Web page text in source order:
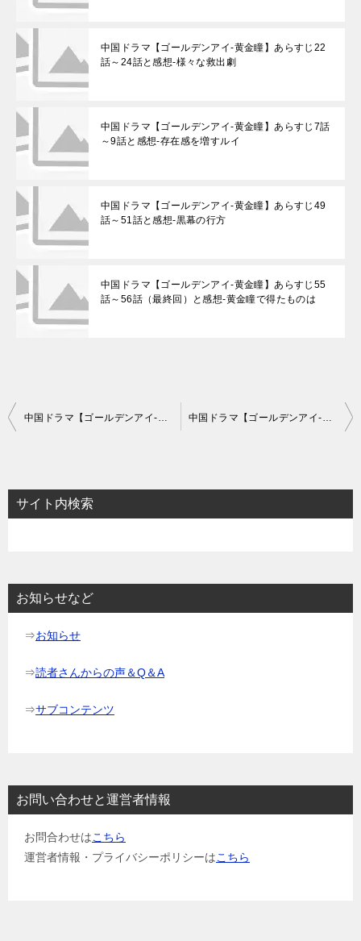
中国ドラマ【ゴールデンアイ-黄金瞳】あらすじ22
話～24話と感想-様々な救出劇
中国ドラマ【ゴールデンアイ-黄金瞳】あらすじ7話
～9話と感想-存在感を増すルイ
中国ドラマ【ゴールデンアイ-黄金瞳】あらすじ49
話～51話と感想-黒幕の行方
中国ドラマ【ゴールデンアイ-黄金瞳】あらすじ55
話～56話（最終回）と感想-黄金瞳で得たものは
投
ビ
ゲ
ョ
中国ドラマ【ゴールデンアイ-黄金瞳】あらすじ1話～3話と感想-骨董と出会い、特殊能力を獲得 中国ドラマ【ゴールデンアイ-黄金瞳】あらすじ7話～9話と感想-存在感を増すルイ
サイト内検索
お知らせなど
⇒お知らせ
⇒読者さんからの声＆Q＆A
⇒サブコンテンツ
お問い合わせと運営者情報
お問合わせはこちら
運営者情報・プライバシーポリシーはこちら